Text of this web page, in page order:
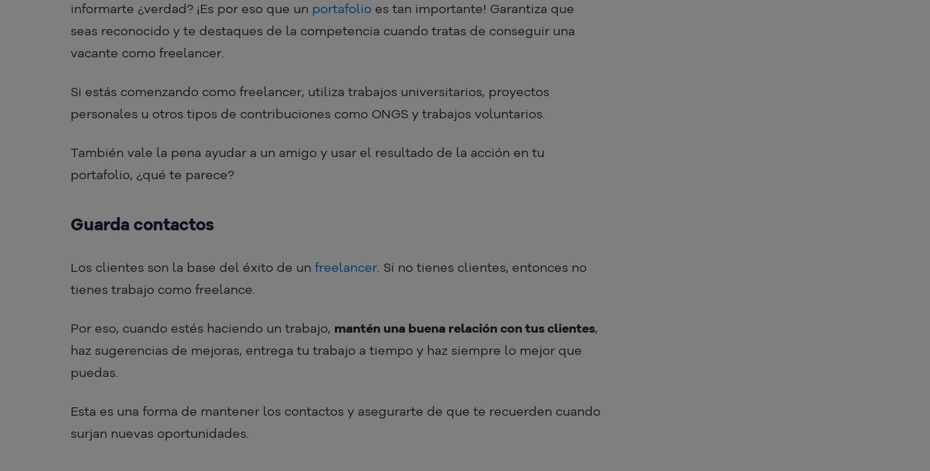
informarte ¿verdad? ¡Es por eso que un portafolio es tan importante! Garantiza que
seas reconocido y te destaques de la competencia cuando tratas de conseguir una
vacante como freelancer.
Si estás comenzando como freelancer, utiliza trabajos universitarios, proyectos
personales u otros tipos de contribuciones como ONGS y trabajos voluntarios.
También vale la pena ayudar a un amigo y usar el resultado de la acción en tu
portafolio, ¿qué te parece?
Guarda contactos
Los clientes son la base del éxito de un freelancer. Si no tienes clientes, entonces no
tienes trabajo como freelance.
Por eso, cuando estés haciendo un trabajo, mantén una buena relación con tus clientes,
haz sugerencias de mejoras, entrega tu trabajo a tiempo y haz siempre lo mejor que
puedas.
Esta es una forma de mantener los contactos y asegurarte de que te recuerden cuando
surjan nuevas oportunidades.